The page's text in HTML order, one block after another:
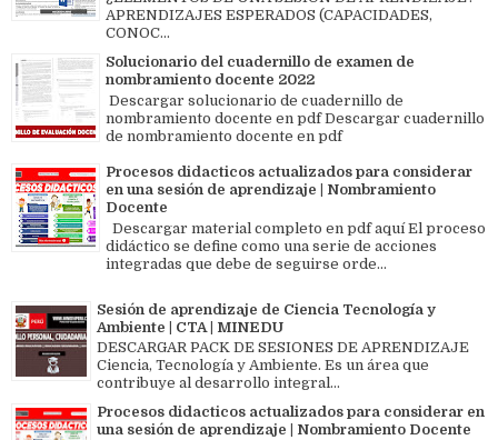
APRENDIZAJES ESPERADOS (CAPACIDADES,
CONOC...
Solucionario del cuadernillo de examen de
nombramiento docente 2022
Descargar solucionario de cuadernillo de
nombramiento docente en pdf Descargar cuadernillo
de nombramiento docente en pdf
Procesos didacticos actualizados para considerar
en una sesión de aprendizaje | Nombramiento
Docente
Descargar material completo en pdf aquí El proceso
didáctico se define como una serie de acciones
integradas que debe de seguirse orde...
Sesión de aprendizaje de Ciencia Tecnología y
Ambiente | CTA | MINEDU
DESCARGAR PACK DE SESIONES DE APRENDIZAJE
Ciencia, Tecnología y Ambiente. Es un área que
contribuye al desarrollo integral...
Procesos didacticos actualizados para considerar en
una sesión de aprendizaje | Nombramiento Docente